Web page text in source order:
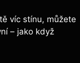
víc stínu, můžete
– jako když